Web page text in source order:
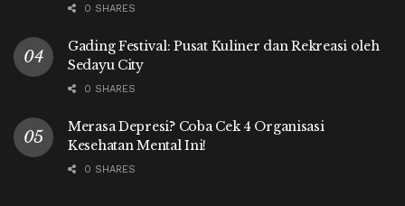
0 SHARES
Gading Festival: Pusat Kuliner dan Rekreasi oleh
Sedayu City
0 SHARES
Merasa Depresi? Coba Cek 4 Organisasi
Kesehatan Mental Ini!
0 SHARES